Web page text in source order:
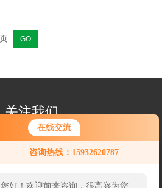
在线交流
咨询热线：15932620787
您好！欢迎前来咨询，很高兴为您
页
关注我们